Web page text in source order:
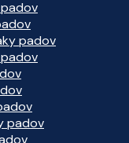
padov
padov